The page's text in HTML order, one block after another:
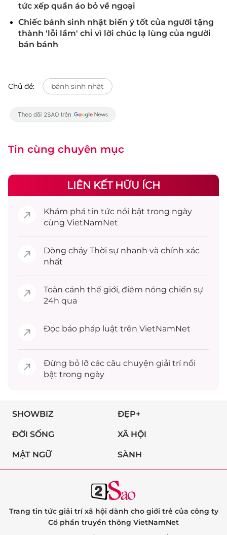
tức xếp quần áo bỏ về ngoại
Chiếc bánh sinh nhật biến ý tốt của người tặng
thành 'lỗi lầm' chỉ vì lời chúc lạ lùng của người
bán bánh
Chủ đề: bánh sinh nhật
Tin cùng chuyên mục
LIÊN KẾT HỮU ÍCH
Khám phá tin tức nổi bật trong ngày
cùng VietNamNet
Dòng chảy Thời sự nhanh và chính xác
nhất
Toàn cảnh thế giới, điểm nóng chiến sự
24h qua
Đọc báo pháp luật trên VietNamNet
Đừng bỏ lỡ các câu chuyện giải trínổi
bật trong ngày
SHOWBIZ ĐẸP+
ĐỜI SỐNG XÃ HỘI
MẬT NGỮ SÀNH
Trang tin tức giải trí xã hội dành cho giới trẻ của công ty
Cổ phần truyền thông VietNamNet